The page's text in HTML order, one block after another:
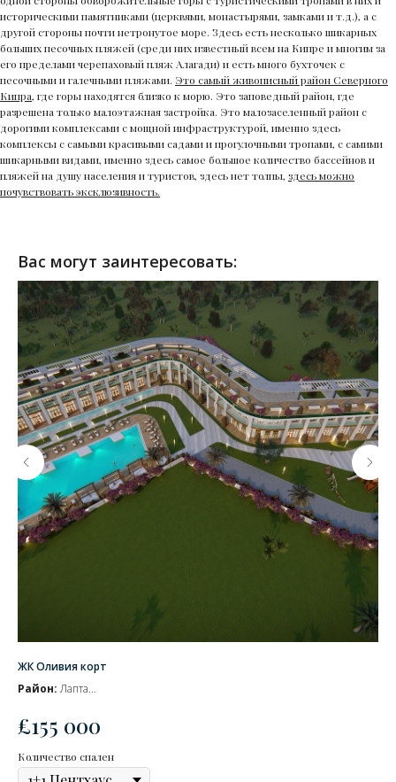
историческими памятниками (церквями, монастырями, замками и т.д.), а с
другой стороны почти нетронутое море. Здесь есть несколько шикарных
большихпесочных пляжей(среди них известный всем на Кипре и многим за
его пределамичерепаховый пляж Алагади) и есть много бухточек с
песочными и галечными пляжами. Это самый живописный район Северного
Кипра, где горы находятся близко к морю. Это заповедный район, где
разрешена только малоэтажная застройка. Это малозаселенный район с
дорогими комплексами с мощной инфраструктурой, именно здесь
комплексы с самыми красивыми садами и прогулочными тропами, с самими
шикарными видами, именно здесь самое большое количество бассейнов и
пляжей на душу населения и туристов, здесь нет толпы, здесь можно
почувствовать эксклюзивность.
Вас могут заинтересовать:
ЖК Оливия корт
Район:Лапта
В продаже объекты стоимостью от:
£155 000
Количество спален